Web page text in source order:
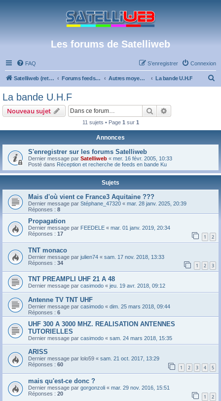
Les forums de Satelliweb
FAQ Connexion
S’enregistrer
Satelliweb (retour vers le site) Forums feeds et réception TV numérique Autres moyens de réception et actualités La bande U.H.F
e
La bande U.H.F
Nouveau sujet Rechercher
11 sujets • Page 1 sur 1
Annonces
S'enregistrer sur les forums Satelliweb
Dernier message par Satelliweb « mer. 16 févr. 2005, 10:33
Posté dans Réception et recherche de feeds en bande Ku
Sujets
Mais d'où vient ce France3 Aquitaine ???
Dernier message par Stéphane_47320 « mar. 28 janv. 2025, 20:39
Réponses : 8
Propagation
Dernier message par FEEDELE « mar. 01 janv. 2019, 20:34
Réponses : 17 1 2
TNT monaco
Dernier message par julien74 « sam. 17 nov. 2018, 13:33
Réponses : 34 1 2 3
TNT PREAMPLI UHF 21 A 48
Dernier message par casimodo « jeu. 19 avr. 2018, 09:12
Antenne TV TNT UHF
Dernier message par casimodo « dim. 25 mars 2018, 09:44
Réponses : 6
UHF 300 A 3000 MHZ. REALISATION ANTENNES
TUTORIELLES
Dernier message par casimodo « sam. 24 mars 2018, 15:35
ARISS
Dernier message par lolo59 « sam. 21 oct. 2017, 13:29
Réponses : 60 1 2 3 4 5
mais qu'est-ce donc ?
Dernier message par gorgonzoli « mar. 29 nov. 2016, 15:51
Réponses : 20 1 2